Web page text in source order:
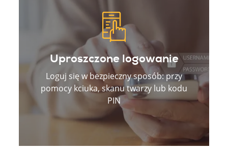
Uproszczone logowanie
Loguj się w bezpieczny sposób: przy
pomocy kciuka, skanu twarzy lub kodu
PIN